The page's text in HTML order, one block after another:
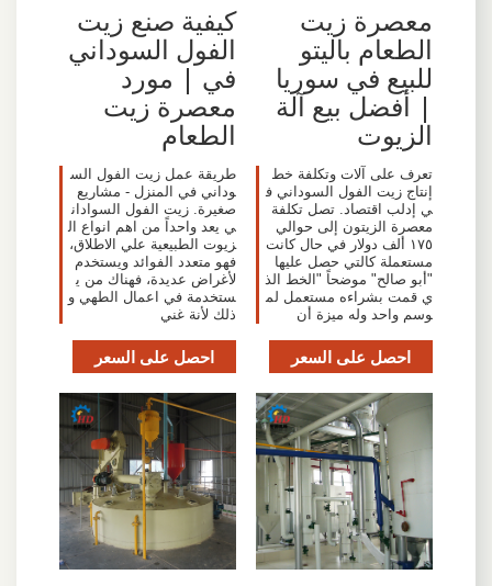
معصرة زيت
الطعام باليتو
للبيع في سوريا
| أفضل بيع آلة
الزيوت
تعرف على آلات وتكلفة خط
إنتاج زيت الفول السوداني ف
ي إدلب اقتصاد. تصل تكلفة
معصرة الزيتون إلى حوالي
١٧٥ ألف دولار في حال كانت
مستعملة كالتي حصل عليها
"أبو صالح" موضحاً "الخط الذ
ي قمت بشراءه مستعمل لم
وسم واحد وله ميزة أن
احصل على السعر
كيفية صنع زيت
الفول السوداني
في | مورد
معصرة زيت
الطعام
طريقة عمل زيت الفول الس
وداني في المنزل - مشاريع
صغيرة. زيت الفول السوادان
ي يعد واحداً من اهم انواع ال
زيوت الطبيعية علي الاطلاق،
فهو متعدد الفوائد ويستخدم
لأغراض عديدة، فهناك من ي
ستخدمة في اعمال الطهي و
ذلك لأنة غني
احصل على السعر